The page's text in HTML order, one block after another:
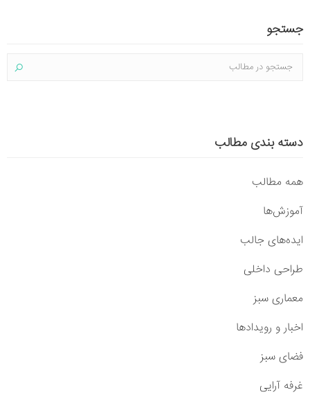
جستجو
دسته بندی مطالب
همه مطالب
آموزش‌ها
ایده‌های جالب
طراحی داخلی
معماری سبز
اخبار و رویدادها
فضای سبز
غرفه آرایی